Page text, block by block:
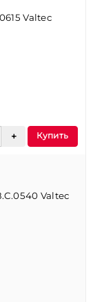
Valtec
Купить
Valtec